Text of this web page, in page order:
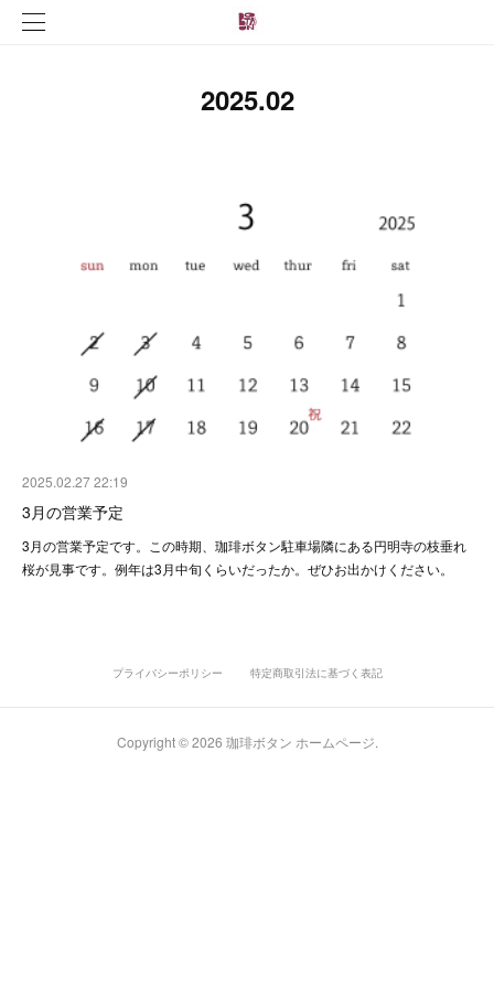
2025.02
2025.02.27 22:19
3月の営業予定
3月の営業予定です。この時期、珈琲ボタン駐車場隣にある円明寺の枝垂れ
桜が見事です。例年は3月中旬くらいだったか。ぜひお出かけください。
プライバシーポリシー 特定商取引法に基づく表記
Copyright ©2026 珈琲ボタン ホームページ.